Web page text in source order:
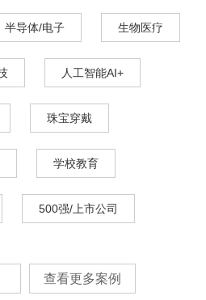
半导体/电子 生物医疗
人工智能AI+
珠宝穿戴
学校教育
500强/上市公司
查看更多案例